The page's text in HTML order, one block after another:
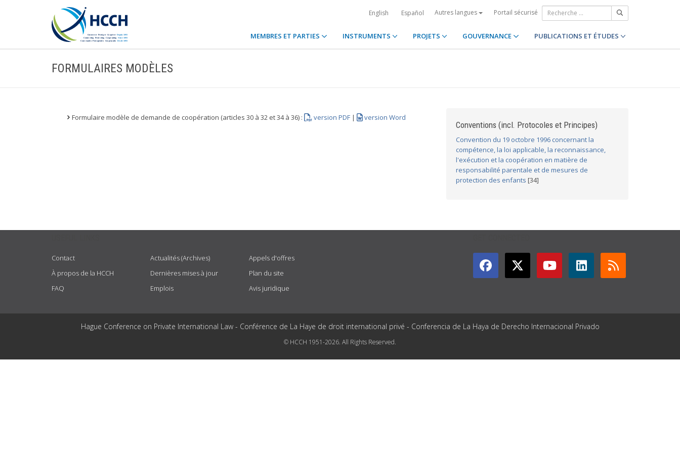
English Español Autres langues Portail sécurisé
MEMBRES ET PARTIES INSTRUMENTS PROJETS GOUVERNANCE PUBLICATIONS ET ÉTUDES
FORMULAIRES MODÈLES
Formulaire modèle de demande de coopération (articles 30 à 32 et 34 à 36) : version PDF | version Word
Conventions (incl. Protocoles et Principes)
Convention du 19 octobre 1996 concernant la
compétence, la loi applicable, la reconnaissance,
l'exécution et la coopération en matière de
responsabilité parentale et de mesures de
protection des enfants [34]
Contact
À propos de la HCCH
FAQ
Actualités (Archives)
Dernières mises à jour
Emplois
Appels d'offres
Plan du site
Avis juridique
Hague Conference on Private International Law - Conférence de La Haye de droit international privé - Conferencia de La Haya de Derecho Internacional Privado
© HCCH 1951-2026. All Rights Reserved.